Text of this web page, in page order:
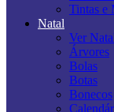
Tintas e
Natal
Ver
Árvores
Bolas
Botas
Bonecos